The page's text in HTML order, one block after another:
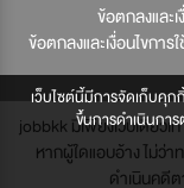
เว็บไซต์นี้มีการจัดเก็บคุ
ขึ้นการดำเนินกา
ข้อตกลงและ
ข้อตกลงและเงื่อนไขกา
jobbkk มีเพียงเว็บเดียวเ
หากผู้ใดแอบอ้าง ไม่ว่
ดำเนินคดี